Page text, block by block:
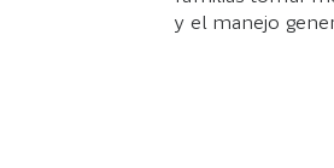
y el manejo